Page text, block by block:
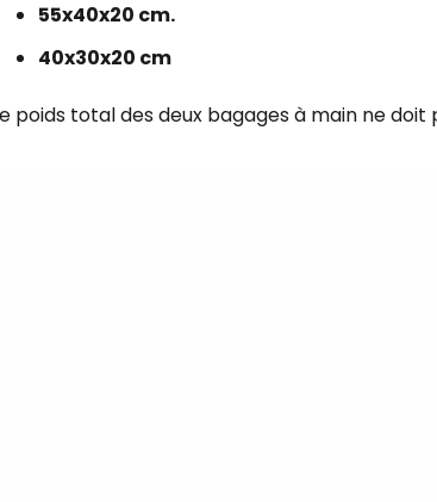
55x40x20 cm.
40x30x20 cm
poids total des deux bagages à main ne doit